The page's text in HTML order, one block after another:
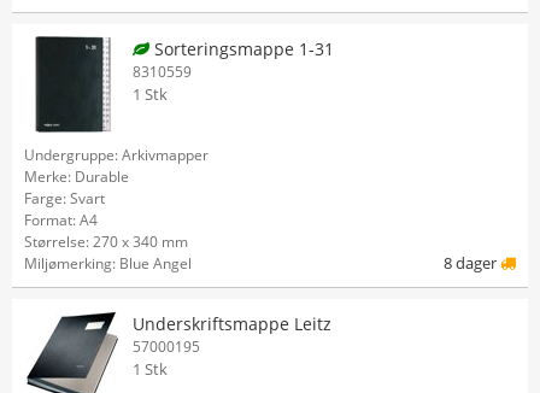
Sorteringsmappe 1-31
8310559
1 Stk
Undergruppe: Arkivmapper
Merke: Durable
Farge: Svart
Format: A4
Størrelse: 270 x 340 mm
Miljømerking: Blue Angel
8 dager
Underskriftsmappe Leitz
57000195
1 Stk